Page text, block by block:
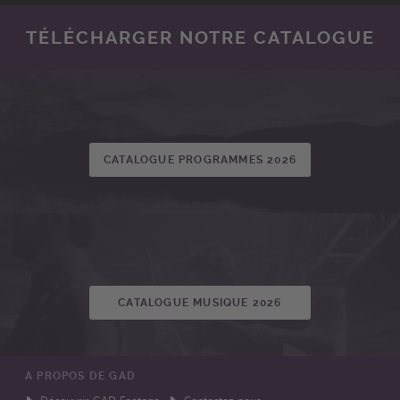
TÉLÉCHARGER NOTRE CATALOGUE
CATALOGUE PROGRAMMES 2026
CATALOGUE MUSIQUE 2026
A PROPOS DE GAD